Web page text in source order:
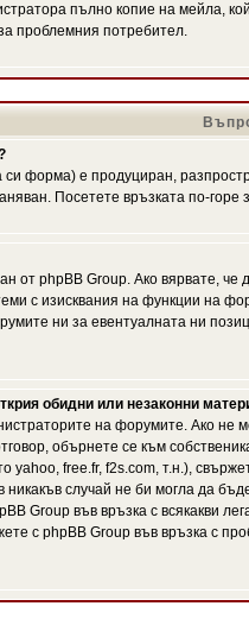
пълно копие на мейла,
проблемния потребител.
форма) е продуциран,
Посетете връзката по-горе
от phpBB Group. Ако вярвате,
с изисквания на функции на
ни за евентуалната ни
обидни или незаконни
на форумите. Ако не
обърнете се към
yahoo, free.fr, f2s.com, т.н.),
случай не би могла да
Group във връзка с всякакви
с phpBB Group във връзка с